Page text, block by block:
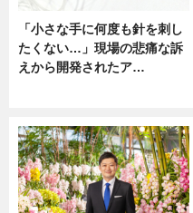
「小さな手に何度も針を刺し
たくない…」現場の悲痛な訴
えから開発されたア…